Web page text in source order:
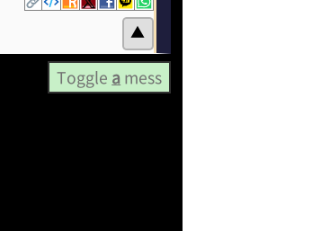
Toggle amess